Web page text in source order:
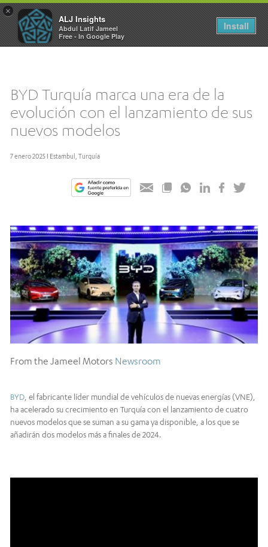
×
ALJ Insights
Abdul Latif Jameel
Free - In Google Play
Install
Toggle
navigation
BYD Turquía marca una era de la
evolución con el lanzamiento de sus
nuevos modelos
7 enero 2025 I Estambul, Turquía
From the Jameel Motors Newsroom
BYD , el fabricante líder mundial de vehículos de nuevas energías (VNE),
ha acelerado su crecimiento en Turquía con el lanzamiento de cuatro
nuevos modelos que se suman a su gama ya disponible, a los que se
añadirán dos modelos más a finales de 2024.